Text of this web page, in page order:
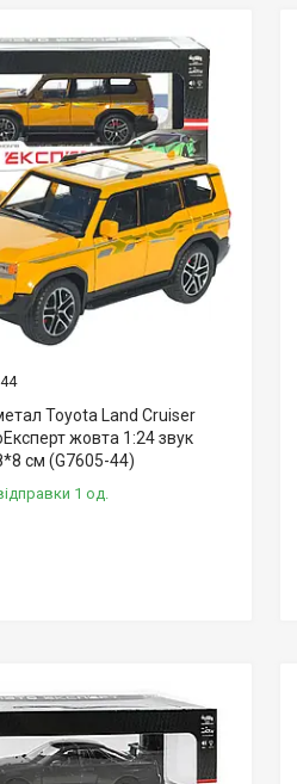
Toyota Land Cruiser
жовта 1:24 звук
см (G7605-44)
1 од.